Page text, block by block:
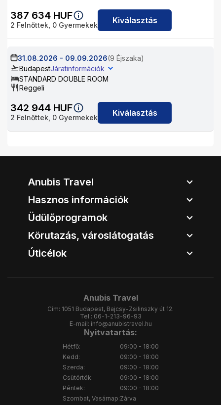
387 634 HUF
2 Felnőttek, 0 Gyermekek Kiválasztás
31.08.2026 - 09.09.2026(9 Éjszaka)
BudapestJáratinformációk
STANDARD DOUBLE ROOM
Reggeli
342 944 HUF
2 Felnőttek, 0 Gyermekek Kiválasztás
Anubis Travel
Hasznos információk
Üdülőprogramok
Körutazás, városlátogatás
Úticélok
Anubis Travel
Cím: 1051 Budapest, Bajcsy-Zsilinszky út 12.
Tel.: 06-1-213-96-93
E-mail: info@anubistravel.hu
Nyitvatartás:
Hétfő:
Kedd:
Szerda:
Csütörtök:
Péntek:
Szombat, Vasárnap:
09:00 - 18:00
09:00 - 18:00
09:00 - 18:00
09:00 - 18:00
09:00 - 18:00
Zárva